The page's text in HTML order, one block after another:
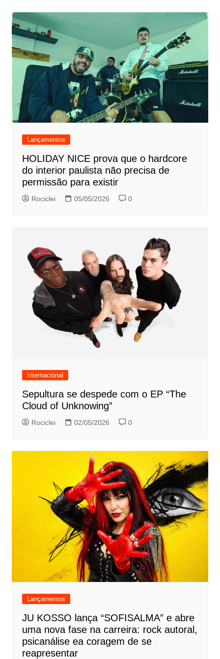
Lançamentos
HOLIDAY NICE prova que o hardcore
do interior paulista não precisa de
permissão para existir
Rociclei 05/05/2026 0
Internacional
Sepultura se despede com o EP “The
Cloud of Unknowing”
Rociclei 02/05/2026 0
Lançamentos
JU KOSSO lança “SOFISALMA” e abre
uma nova fase na carreira: rock autoral,
psicanálise ea coragem de se
reapresentar